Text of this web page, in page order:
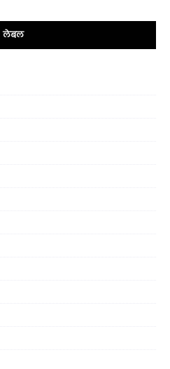
लेबल